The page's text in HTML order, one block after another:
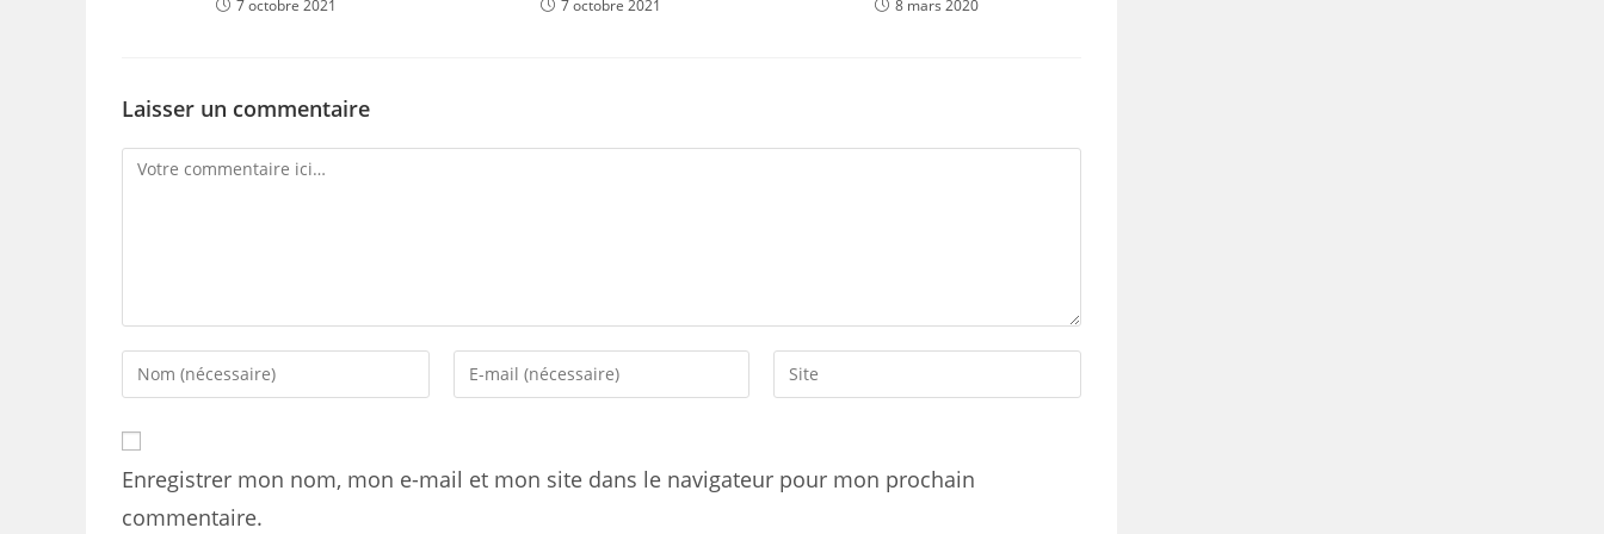
7 octobre 2021 7 octobre 2021 8 mars 2020
Laisser un commentaire
Comment
Enter
your
or
username
to
Enter
your
to
Enter
your
(optional)
Enregistrer mon nom, mon e-mail et mon site dans le navigateur pour mon prochain
commentaire.